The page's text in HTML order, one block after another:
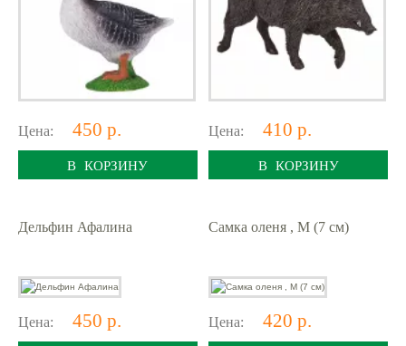
Цена: 450 р.
В КОРЗИНУ
Цена: 410 р.
В КОРЗИНУ
Дельфин Афалина
Цена: 450 р.
Самка оленя , M (7 см)
Цена: 420 р.